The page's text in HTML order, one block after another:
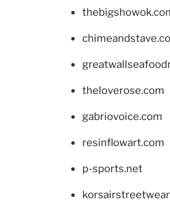
theloverose.com
gabriovoice.com
resinflowart.com
p-sports.net